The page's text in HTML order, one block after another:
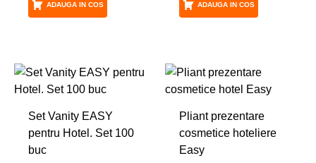
ADAUGA IN COS ADAUGA IN COS
Set Vanity EASY
pentru Hotel. Set 100
buc
Pliant prezentare
cosmetice hoteliere
Easy